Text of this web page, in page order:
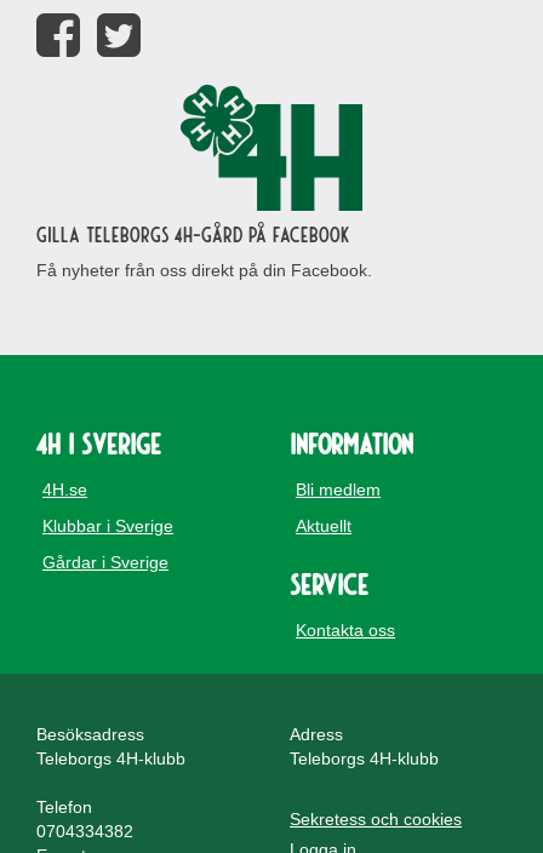
Gilla Teleborgs 4H-gård på Facebook
Få nyheter från oss direkt på din Facebook.
4H i Sverige
4H.se
Klubbar i Sverige
Gårdar i Sverige
Information
Bli medlem
Aktuellt
Service
Kontakta oss
Besöksadress
Teleborgs 4H-klubb
Adress
Teleborgs 4H-klubb
Telefon
0704334382
Sekretess och cookies